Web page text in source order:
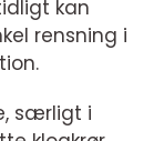
kan
rensning i
særligt i